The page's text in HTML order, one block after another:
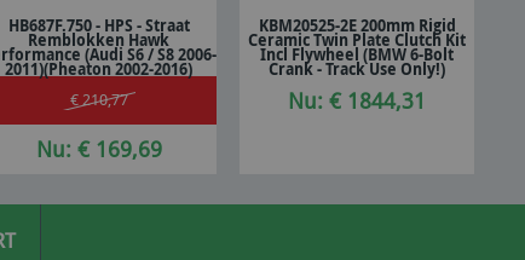
In winkelwagen
HB687F.750 - HPS - Straat
Remblokken Hawk
(Audi S6 / S8 2006-
2011)(Pheaton 2002-2016)
€ 210,77
Nu: € 169,69
In winkelwagen
KBM20525-2E 200mm Rigid
Ceramic Twin Plate Clutch Kit
Incl Flywheel (BMW 6-Bolt
Crank - Track Use Only!)
Nu: € 1844,31